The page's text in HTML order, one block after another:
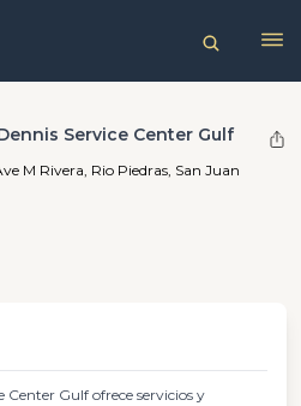
Service Center Gulf
M Rivera, Rio Piedras, San Juan
Center Gulf ofrece servicios y